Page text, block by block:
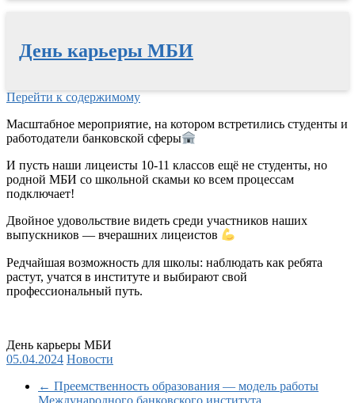
День карьеры МБИ
Перейти к содержимому
Масштабное мероприятие, на котором встретились студенты и
работодатели банковской сферы
И пусть наши лицеисты 10-11 классов ещё не студенты, но
родной МБИ со школьной скамьи ко всем процессам
подключает!
Двойное удовольствие видеть среди участников наших
выпускников — вчерашних лицеистов
Редчайшая возможность для школы: наблюдать как ребята
растут, учатся в институте и выбирают свой
профессиональный путь.
День карьеры МБИ
05.04.2024 Новости
← Преемственность образования — модель работы
Международного банковского института